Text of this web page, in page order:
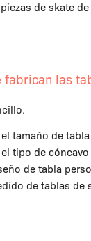
de skate
fabrican las
tamaño de
tipo de
de tabla
de tablas de